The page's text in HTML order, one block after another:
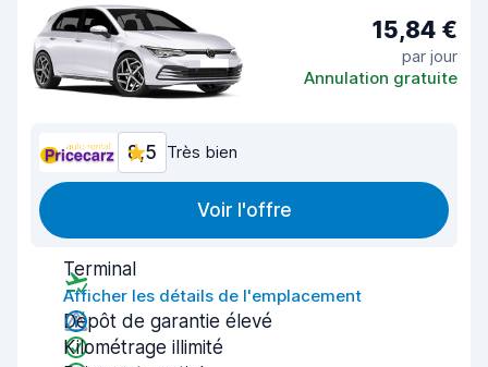
15,84 €
par jour
Annulation gratuite
8,5 Très bien
Voir l'offre
Terminal
Afficher les détails de l'emplacement
Dépôt de garantie élevé
Kilométrage illimité